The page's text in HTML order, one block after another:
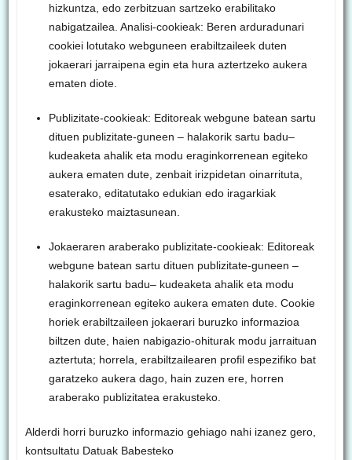
hizkuntza, edo zerbitzuan sartzeko erabilitako
nabigatzailea. Analisi-cookieak: Beren arduradunari
cookiei lotutako webguneen erabiltzaileek duten
jokaerari jarraipena egin eta hura aztertzeko aukera
ematen diote.
Publizitate-cookieak: Editoreak webgune batean sartu
dituen publizitate-guneen – halakorik sartu badu–
kudeaketa ahalik eta modu eraginkorrenean egiteko
aukera ematen dute, zenbait irizpidetan oinarrituta,
esaterako, editatutako edukian edo iragarkiak
erakusteko maiztasunean.
Jokaeraren araberako publizitate-cookieak: Editoreak
webgune batean sartu dituen publizitate-guneen –
halakorik sartu badu– kudeaketa ahalik eta modu
eraginkorrenean egiteko aukera ematen dute. Cookie
horiek erabiltzaileen jokaerari buruzko informazioa
biltzen dute, haien nabigazio-ohiturak modu jarraituan
aztertuta; horrela, erabiltzailearen profil espezifiko bat
garatzeko aukera dago, hain zuzen ere, horren
araberako publizitatea erakusteko.
Alderdi horri buruzko informazio gehiago nahi izanez gero,
kontsultatu Datuak Babesteko